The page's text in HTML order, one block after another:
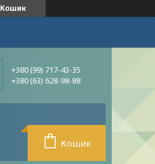
Кошик
+380 (99) 717-43-35
+380 (63) 628-98-88
Кошик